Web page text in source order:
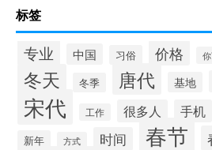
标签
专业 中国 习俗 价格
冬天 冬季 唐代 基地
宋代 工作 很多人 手机
新年 方式 时间 春节